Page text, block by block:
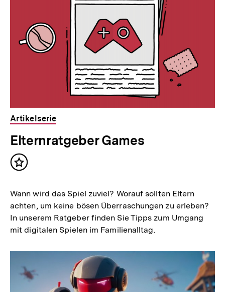
Artikelserie
Elternratgeber Games
Inhalt
Wann wird das Spiel zuviel? Worauf sollten Eltern
achten, um keine bösen Überraschungen zu erleben?
In unserem Ratgeber finden Sie Tipps zum Umgang
mit digitalen Spielen im Familienalltag.